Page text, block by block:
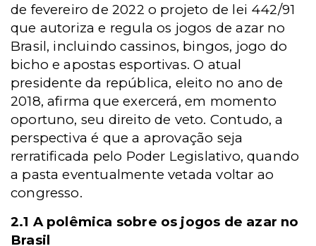
de fevereiro de 2022 o projeto de lei 442/91
que autoriza e regula os jogos de azar no
Brasil, incluindo cassinos, bingos, jogo do
bicho e apostas esportivas. O atual
presidente da república, eleito no ano de
2018, afirma que exercerá, em momento
oportuno, seu direito de veto. Contudo, a
perspectiva é que a aprovação seja
rerratificada pelo Poder Legislativo, quando
a pasta eventualmente vetada voltar ao
congresso.
2.1 A polêmica sobre os jogos de azar no
Brasil